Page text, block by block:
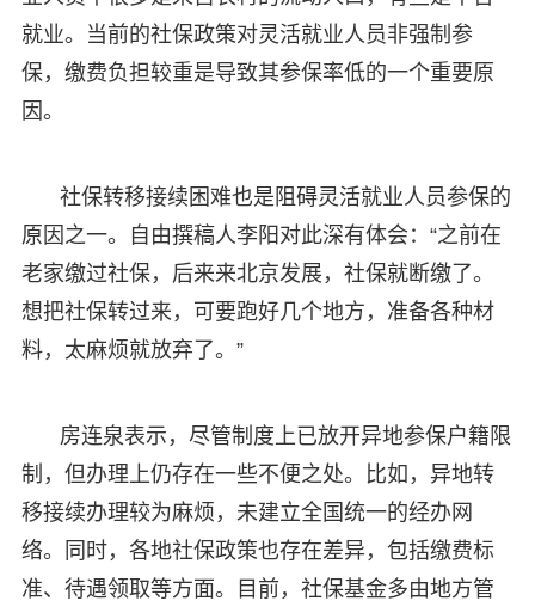
就业。当前的社保政策对灵活就业人员非强制参
保，缴费负担较重是导致其参保率低的一个重要原
因。
社保转移接续困难也是阻碍灵活就业人员参保的
原因之一。自由撰稿人李阳对此深有体会：“之前在
老家缴过社保，后来来北京发展，社保就断缴了。
想把社保转过来，可要跑好几个地方，准备各种材
料，太麻烦就放弃了。”
房连泉表示，尽管制度上已放开异地参保户籍限
制，但办理上仍存在一些不便之处。比如，异地转
移接续办理较为麻烦，未建立全国统一的经办网
络。同时，各地社保政策也存在差异，包括缴费标
准、待遇领取等方面。目前，社保基金多由地方管